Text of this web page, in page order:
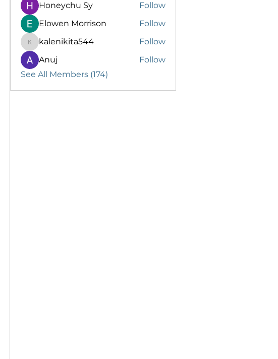
Honeychu Sy
Follow
Elowen Morrison
Follow
kalenikita544
kalenikita544
Follow
Anuj
Follow
See All Members (174)